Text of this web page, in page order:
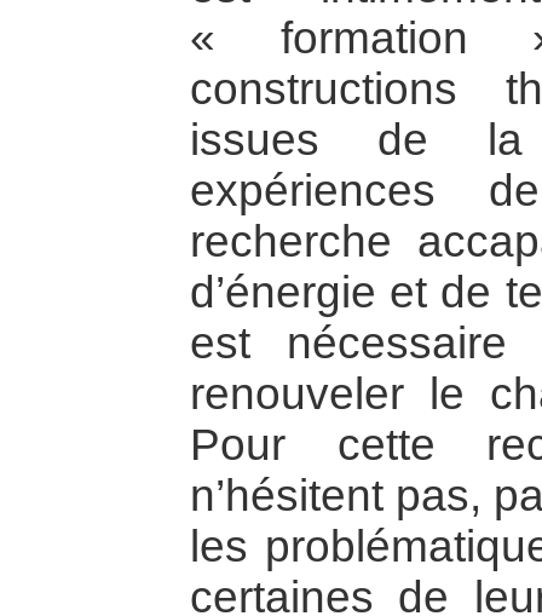
« formation
constructions
issues de la
expériences
recherche
d’énergie et de
est nécessaire
renouveler le
Pour cette
n’hésitent pas,
les
certaines de